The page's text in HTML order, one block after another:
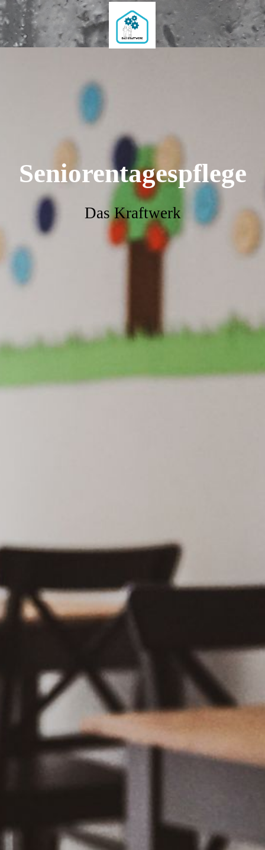
Seniorentagespflege
Das Kraftwerk